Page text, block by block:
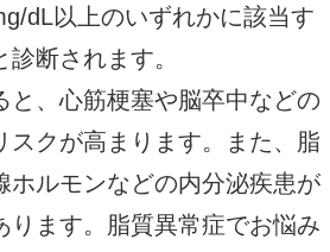
dL以上のいずれかに該当す
断されます。
と、心筋梗塞や脳卒中などの
スクが高まります。また、脂
ホルモンなどの内分泌疾患が
ります。脂質異常症でお悩み